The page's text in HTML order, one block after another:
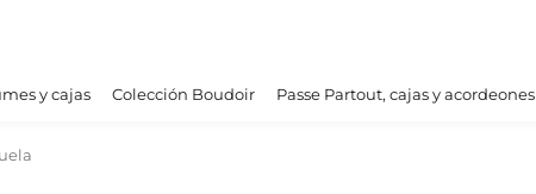
y cajas Colección Boudoir Passe Partout, cajas y acordeones